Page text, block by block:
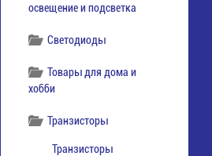
освещение и подсветка
Светодиоды
Товары для дома и
хобби
Транзисторы
Транзисторы